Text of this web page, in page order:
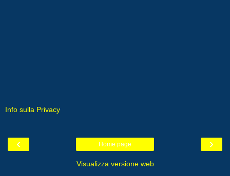
Info sulla Privacy
‹ ›
Home page
Visualizza versione web